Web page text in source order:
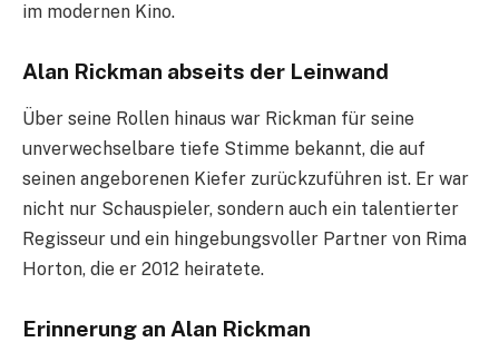
im modernen Kino.
Alan Rickman abseits der Leinwand
Über seine Rollen hinaus war Rickman für seine
unverwechselbare tiefe Stimme bekannt, die auf
seinen angeborenen Kiefer zurückzuführen ist. Er war
nicht nur Schauspieler, sondern auch ein talentierter
Regisseur und ein hingebungsvoller Partner von Rima
Horton, die er 2012 heiratete.
Erinnerung an Alan Rickman